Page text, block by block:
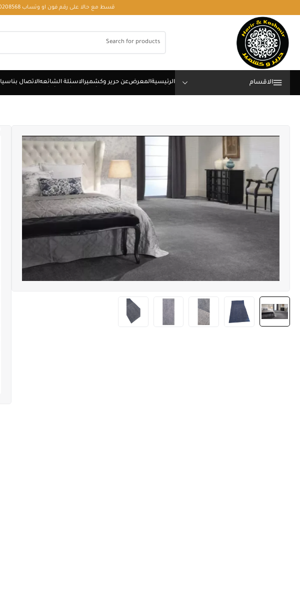
قسط مع حالا على رقم فون او وتساب 01050208568 - Installment with Hala on phone number or WhatsApp 01050208568
الاقسام